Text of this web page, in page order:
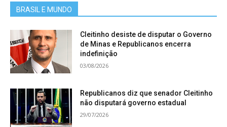
BRASIL E MUNDO
Cleitinho desiste de disputar o Governo
de Minas e Republicanos encerra
indefinição
03/08/2026
Republicanos diz que senador Cleitinho
não disputará governo estadual
29/07/2026